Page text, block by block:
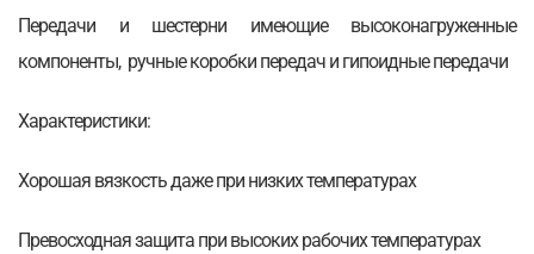
Передачи и шестерни имеющие высоконагруженные
компоненты, ручные коробки передач и гипоидные передачи
Характеристики:
Хорошая вязкость даже при низких температурах
Превосходная защита при высоких рабочих температурах